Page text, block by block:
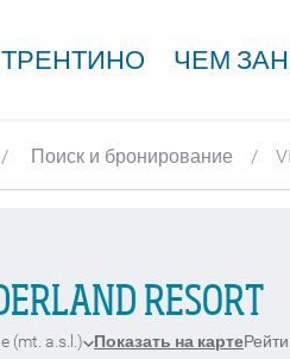
ТРЕНТИНО ЧЕМ
Поиск и бронирование